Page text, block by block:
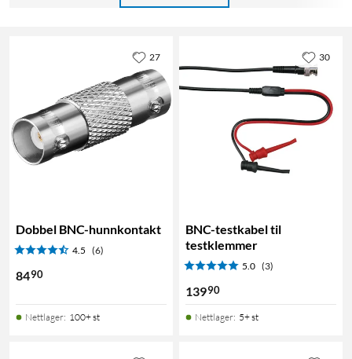
Dobbel BNC-hunnkontakt
4.5 (6)
8490
Nettlager: 100+ st
27
BNC-testkabel til
testklemmer
5.0 (3)
13990
Nettlager: 5+ st
30